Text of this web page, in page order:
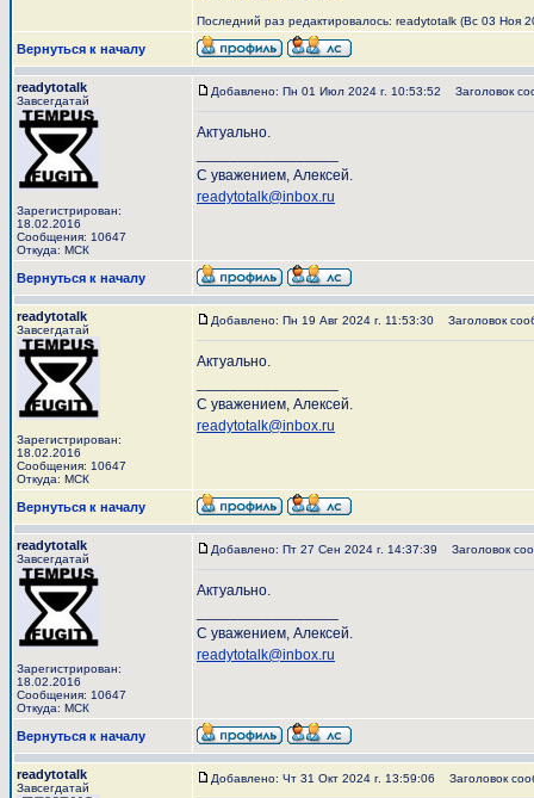
Последний раз редактировалось: readytotalk (Вс 03 Ноя
Вернуться к началу
readytotalk
Завсегдатай
Зарегистрирован:
18.02.2016
Сообщения: 10647
Откуда: МСК
Добавлено: Пн 01 Июл 2024 г. 10:53:52 Заголовок
Актуально.
С уважением, Алексей.
readytotalk@inbox.ru
Вернуться к началу
readytotalk
Завсегдатай
Зарегистрирован:
18.02.2016
Сообщения: 10647
Откуда: МСК
Добавлено: Пн 19 Авг 2024 г. 11:53:30 Заголовок
Актуально.
С уважением, Алексей.
readytotalk@inbox.ru
Вернуться к началу
readytotalk
Завсегдатай
Зарегистрирован:
18.02.2016
Сообщения: 10647
Откуда: МСК
Добавлено: Пт 27 Сен 2024 г. 14:37:39 Заголовок
Актуально.
С уважением, Алексей.
readytotalk@inbox.ru
Вернуться к началу
readytotalk
Завсегдатай
Добавлено: Чт 31 Окт 2024 г. 13:59:06 Заголовок